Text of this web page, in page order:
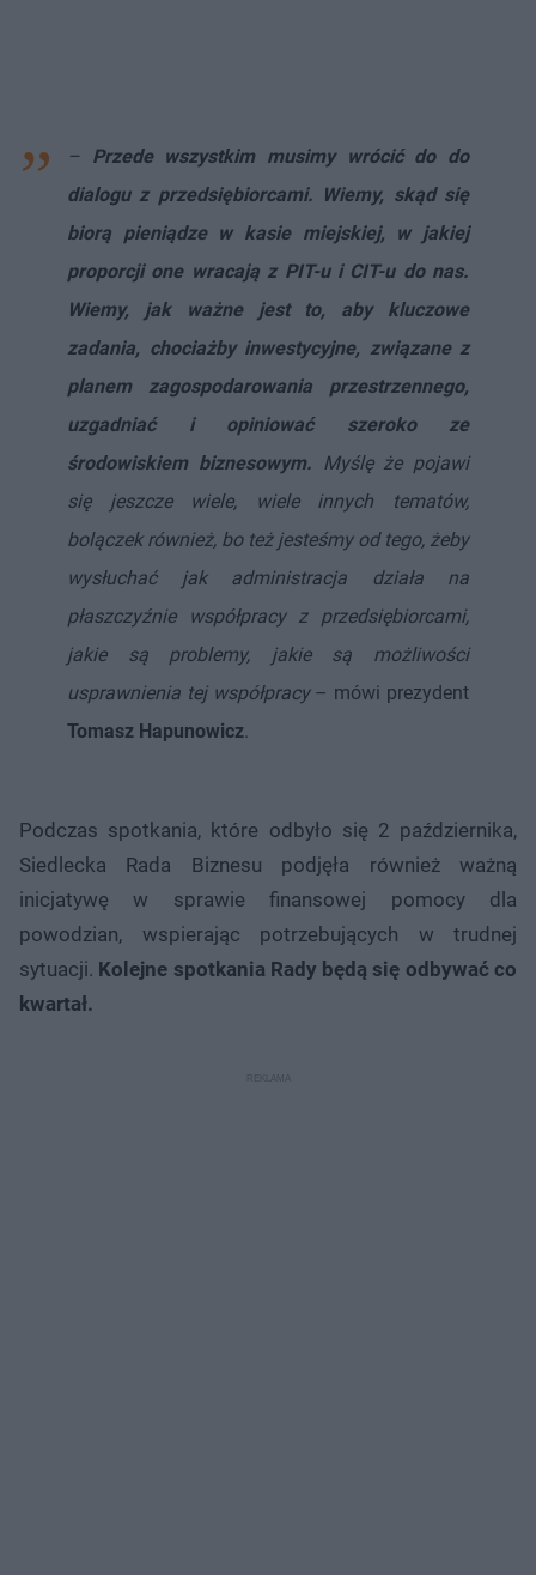
– Przede wszystkim musimy wrócić do do
dialogu z przedsiębiorcami. Wiemy, skąd się
biorą pieniądze w kasie miejskiej, w jakiej
proporcji one wracają z PIT-u i CIT-u do nas.
Wiemy, jak ważne jest to, aby kluczowe
zadania, chociażby inwestycyjne, związane z
planem zagospodarowania przestrzennego,
uzgadniać i opiniować szeroko ze
środowiskiem biznesowym. Myślę że pojawi
się jeszcze wiele, wiele innych tematów,
bolączek również, bo też jesteśmy od tego, żeby
wysłuchać jak administracja działa na
płaszczyźnie współpracy z przedsiębiorcami,
jakie są problemy, jakie są możliwości
usprawnienia tej współpracy– mówi prezydent
Tomasz Hapunowicz.
Podczas spotkania, które odbyło się 2 października,
Siedlecka Rada Biznesu podjęła również ważną
inicjatywę w sprawie finansowej pomocy dla
powodzian, wspierając potrzebujących w trudnej
sytuacji. Kolejne spotkania Rady będą się odbywać co
kwartał.